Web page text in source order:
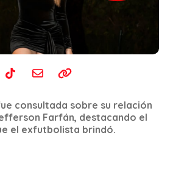
consultada sobre su relación
Farfán, destacando el
el exfutbolista brindó.